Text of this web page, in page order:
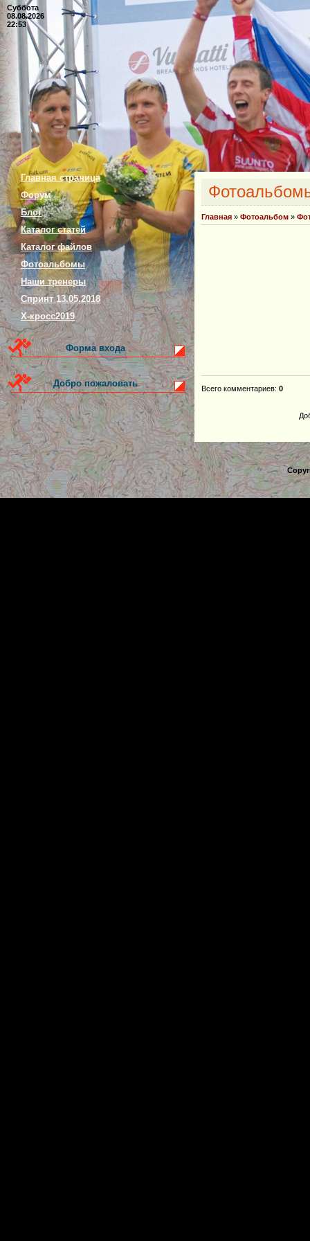
Суббота
08.08.2026
22:53
Главная страница
Форум
Блог
Каталог статей
Каталог файлов
Фотоальбомы
Наши тренеры
Спринт 13.05.2018
Х-кросс2019
Форма входа
Добро пожаловать
Главная » Фотоальбом »
Всего комментариев: 0